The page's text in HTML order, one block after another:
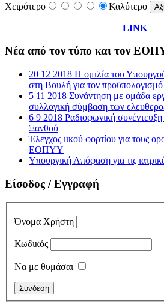
Χειρότερο
Καλύτερο
LINK
Νέα από τον τύπο και τον
20 12 2018 Η ομιλία του
στη Βουλή για τον
5 11 2018 Συνάντηση με ομάδα
συλλογική σύμβαση των
6 9 2018 Ραδιοφωνική
Ξανθού
Έλεγχος ιικού φορτίου για τους
ΕΟΠΥΥ
Υπουργική Απόφαση για τις
Είσοδος / Εγγραφή
Όνομα Χρήστη
Κωδικός
Να με θυμάσαι